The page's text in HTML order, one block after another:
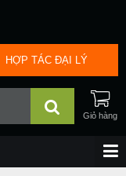
HỢP TÁC ĐẠI LÝ